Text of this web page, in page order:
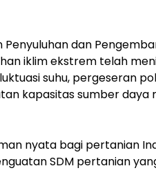
dan
iklim ekstrem telah
suhu, pergeseran
kapasitas sumber daya
nyata bagi pertanian
SDM pertanian